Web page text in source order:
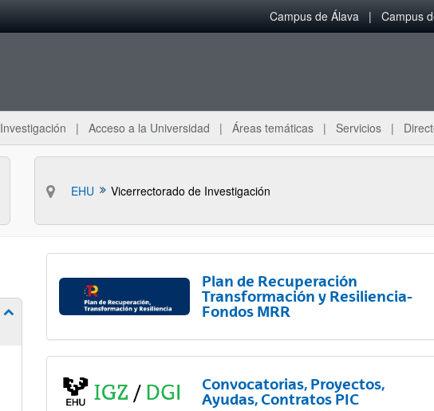
Campus de Álava Campus
Investigación Acceso a la Universidad Áreas temáticas Servicios
EHU Vicerrectorado de Investigación
Mostrar/ocultar subpáginas
Plan de Recuperación
Transformación y Resiliencia-
Fondos MRR
Convocatorias, Proyectos,
Ayudas, Contratos PIC